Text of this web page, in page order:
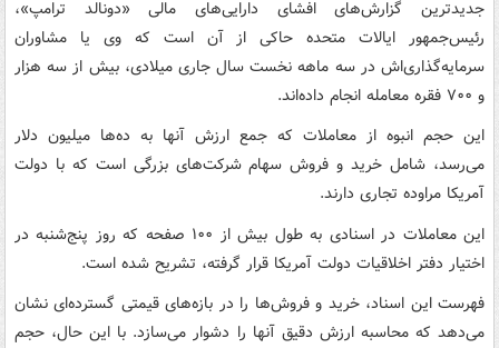
جدیدترین گزارش‌های افشای دارایی‌های مالی «دونالد ترامپ»،
رئیس‌جمهور ایالات متحده حاکی از آن است که وی یا مشاوران
سرمایه‌گذاری‌اش در سه ماهه نخست سال جاری میلادی، بیش از سه هزار
و ۷۰۰ فقره معامله انجام داده‌اند.
این حجم انبوه از معاملات که جمع ارزش آنها به ده‌ها میلیون دلار
می‌رسد، شامل خرید و فروش سهام شرکت‌های بزرگی است که با دولت
آمریکا مراوده تجاری دارند.
این معاملات در اسنادی به طول بیش از ۱۰۰ صفحه که روز پنج‌شنبه در
اختیار دفتر اخلاقیات دولت آمریکا قرار گرفته، تشریح شده است.
فهرست این اسناد، خرید و فروش‌ها را در بازه‌های قیمتی گسترده‌ای نشان
می‌دهد که محاسبه ارزش دقیق آنها را دشوار می‌سازد. با این حال، حجم